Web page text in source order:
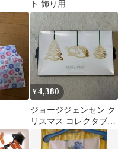
ト 飾り用
¥4,380
ジョージジェンセン ク
リスマス コレクタブル
ズ クリスマスツリー 松
ぼっくり 鹿